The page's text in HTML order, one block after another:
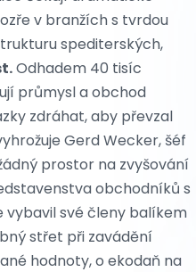
v branžích s tvrdou
spediterských,
Odhadem 40 tisíc
průmysl a obchod
zdráhat, aby převzal
Gerd Wecker, šéf
prostor na zvyšování
obchodníků s
vybavil své členy balíkem
střet při zavádění
hodnoty, o ekodaň na